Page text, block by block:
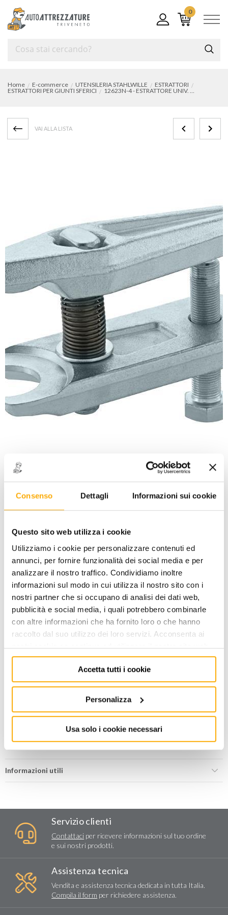
Consenso Dettagli Informazioni sui cookie
Questo sito web utilizza i cookie
Utilizziamo i cookie per personalizzare contenuti ed
annunci, per fornire funzionalità dei social media e per
analizzare il nostro traffico. Condividiamo inoltre
informazioni sul modo in cui utilizza il nostro sito con i
nostri partner che si occupano di analisi dei dati web,
pubblicità e social media, i quali potrebbero combinarle
con altre informazioni che ha fornito loro o che hanno
raccolto dal suo utilizzo dei loro servizi. Acconsenta ai
nostri cookie se continua ad utilizzare il nostro sito web.
Accetta tutti i cookie
Personalizza
Usa solo i cookie necessari
0
Home E-commerce UTENSILERIA STAHLWILLE
ESTRATTORI
ESTRATTORI PER GIUNTI SFERICI
12623N-4 - ESTRATTORE UNIV. GIUNTI SFERICI
VAI ALLA LISTA
STOCK
12623N-4 - ESTRATTORE UNIV.
GIUNTI SFERICI
CODICE: 0171050015
ACCEDI per visualizzare i prezzi a te riservati!
PREZZO STANDARD
295,20 + iva
PREZZO INTERNET
€164,00
Non disponibile
RICHIEDI PREVENTIVO
Aggiungi alla lista dei
Richiedi
Informazioni utili
Servizio clienti
Contattaci per ricevere informazioni sul tuo ordine
e sui nostri prodotti.
Assistenza tecnica
Vendita e assistenza tecnica dedicata in tutta Italia.
Compila il form per richiedere assistenza.